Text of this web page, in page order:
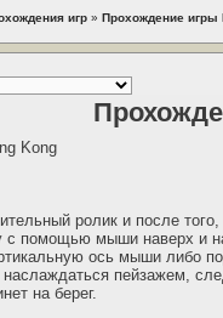
игр » Прохождение игры
Kong
ролик и после
с помощью мыши наверх и
ось мыши либо
наслаждаться пейзажем,
на берег.